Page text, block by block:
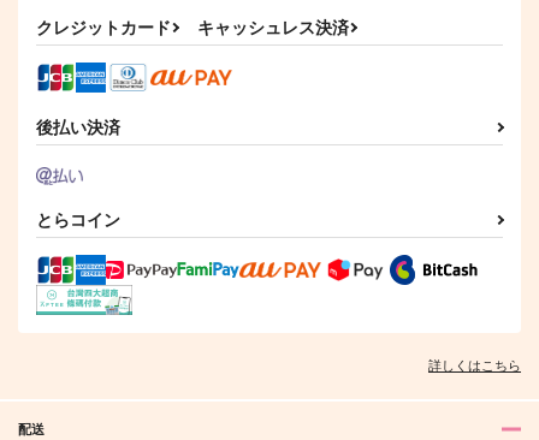
クレジットカード キャッシュレス決済
後払い決済
とらコイン
詳しくはこちら
配送